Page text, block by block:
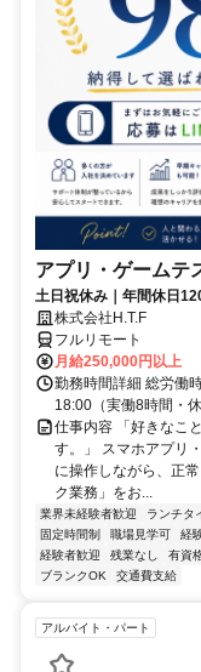
アプリ・ゲームテ
土日祝休み｜年間休日
株式会社H.T.F
フルリモート
月給250,000円以上
勤務時間詳細 総労働
18:00（実働8時間・休
仕事内容 「好きなこ
す。」 スマホアプリ
に操作しながら、正
ク業務」をお...
業界未経験者歓迎 ランチタ
固定時間制
職場見学可 経
経験者歓迎
残業なし 有資
ブランクOK
交通費支給
アルバイト・パート